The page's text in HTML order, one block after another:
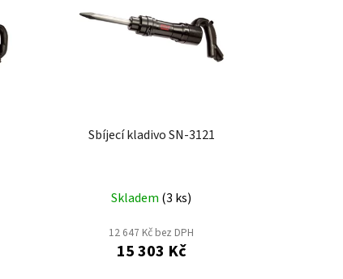
Sbíjecí kladivo SN-3121
Skladem (3 ks)
12 647 Kč bez DPH
15 303 Kč